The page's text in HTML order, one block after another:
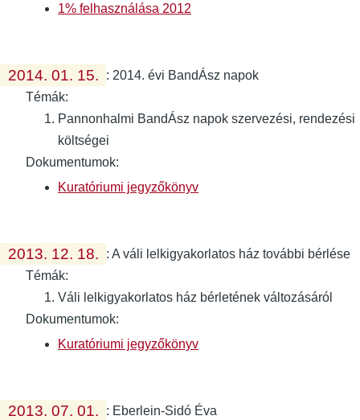
1% felhasználása 2012
2014. 01. 15. : 2014. évi BandÁsz napok
Témák:
Pannonhalmi BandÁsz napok szervezési, rendezési
költségei
Dokumentumok:
Kuratóriumi jegyzőkönyv
2013. 12. 18. :A váli lelkigyakorlatos ház további bérlése
Témák:
Váli lelkigyakorlatos ház bérletének változásáról
Dokumentumok:
Kuratóriumi jegyzőkönyv
2013. 07. 01. : Eberlein-Sidó Éva